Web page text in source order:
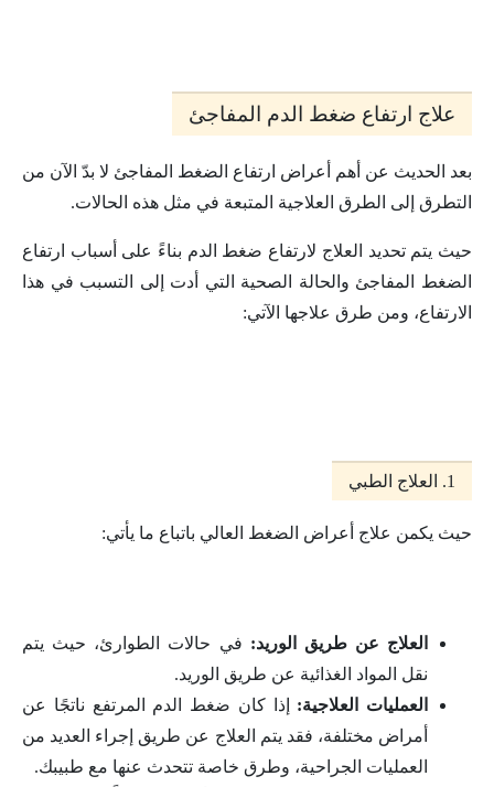
علاج ارتفاع ضغط الدم المفاجئ
بعد الحديث عن أهم أعراض ارتفاع الضغط المفاجئ لا بدّ الآن من
التطرق إلى الطرق العلاجية المتبعة في مثل هذه الحالات.
حيث يتم تحديد العلاج لارتفاع ضغط الدم بناءً على أسباب ارتفاع
الضغط المفاجئ والحالة الصحية التي أدت إلى التسبب في هذا
الارتفاع، ومن طرق علاجها الآتي:
1. العلاج الطبي
حيث يكمن علاج أعراض الضغط العالي باتباع ما يأتي:
العلاج عن طريق الوريد: في حالات الطوارئ، حيث يتم
نقل المواد الغذائية عن طريق الوريد.
العمليات العلاجية: إذا كان ضغط الدم المرتفع ناتجًا عن
أمراض مختلفة، فقد يتم العلاج عن طريق إجراء العديد من
العمليات الجراحية، وطرق خاصة تتحدث عنها مع طبيبك.